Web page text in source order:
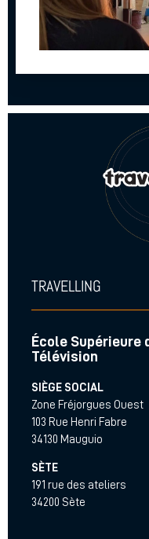
TRAVELLING
École Supérieure
Télévision
SIÈGE SOCIAL
Zone Fréjorgues Ouest
103 Rue Henri Fabre
34130 Mauguio
SÈTE
191 rue des ateliers
34200 Sète